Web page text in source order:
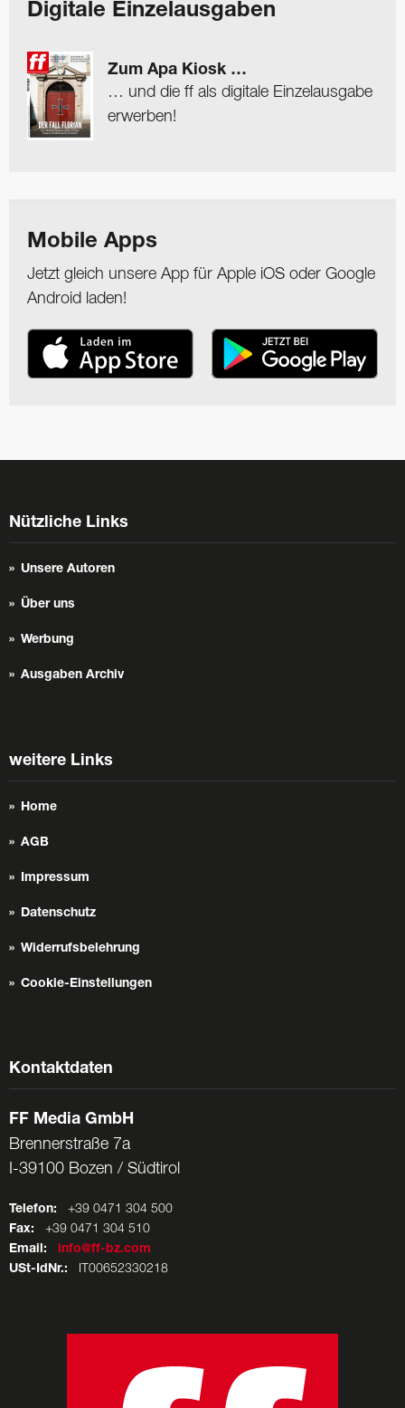
Digitale Einzelausgaben
Zum Apa Kiosk …
… und die ff als digitale Einzelausgabe
erwerben!
Mobile Apps
Jetzt gleich unsere App für Apple iOS oder Google
Android laden!
Nützliche Links
Unsere Autoren
Über uns
Werbung
Ausgaben Archiv
weitere Links
Home
AGB
Impressum
Datenschutz
Widerrufsbelehrung
Cookie-Einstellungen
Kontaktdaten
FF Media GmbH
Brennerstraße 7a
I-39100 Bozen / Südtirol
Telefon: +39 0471 304 500
Fax: +39 0471 304 510
Email:
info@ff-bz.com
USt-IdNr.: IT00652330218